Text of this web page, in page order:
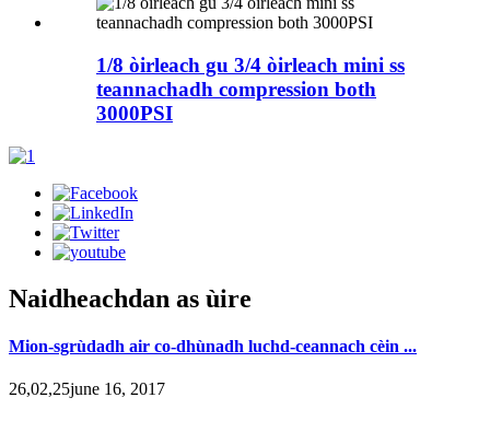
1/8 òirleach gu 3/4 òirleach mini ss
teannachadh compression both
3000PSI
Naidheachdan as ùire
Mion-sgrùdadh air co-dhùnadh luchd-ceannach cèin ...
26,02,25june 16, 2017